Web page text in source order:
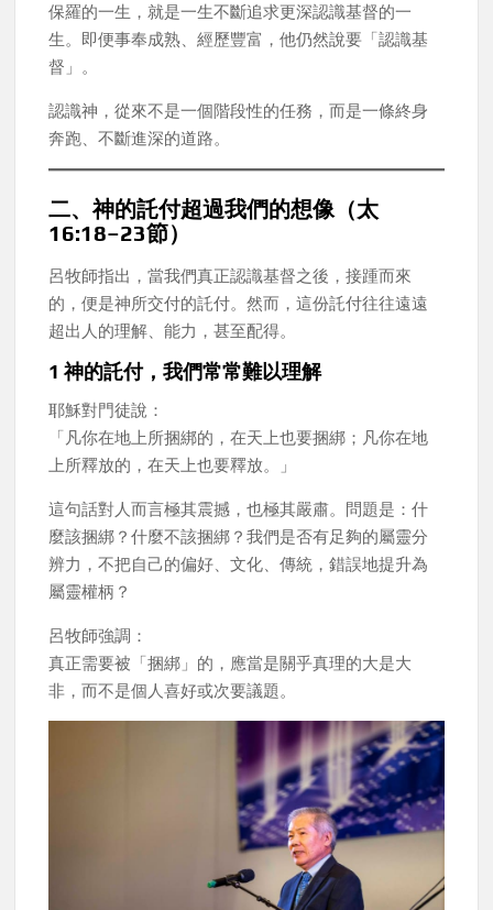
保羅的一生，就是一生不斷追求更深認識基督的一
生。即便事奉成熟、經歷豐富，他仍然說要「認識基
督」。
認識神，從來不是一個階段性的任務，而是一條終身
奔跑、不斷進深的道路。
二、神的託付超過我們的想像（太
16:18–23節）
呂牧師指出，當我們真正認識基督之後，接踵而來
的，便是神所交付的託付。然而，這份託付往往遠遠
超出人的理解、能力，甚至配得。
1 神的託付，我們常常難以理解
耶穌對門徒說：
「凡你在地上所捆綁的，在天上也要捆綁；凡你在地
上所釋放的，在天上也要釋放。」
這句話對人而言極其震撼，也極其嚴肅。問題是：什
麼該捆綁？什麼不該捆綁？我們是否有足夠的屬靈分
辨力，不把自己的偏好、文化、傳統，錯誤地提升為
屬靈權柄？
呂牧師強調：
真正需要被「捆綁」的，應當是關乎真理的大是大
非，而不是個人喜好或次要議題。